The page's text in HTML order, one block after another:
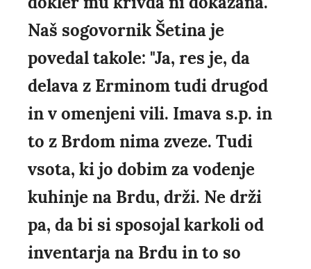
Naš sogovornik Šetina je
povedal takole: "Ja, res je, da
delava z Erminom tudi drugod
in v omenjeni vili. Imava s.p. in
to z Brdom nima zveze. Tudi
vsota, ki jo dobim za vodenje
kuhinje na Brdu, drži. Ne drži
pa, da bi si sposojal karkoli od
inventarja na Brdu in to so